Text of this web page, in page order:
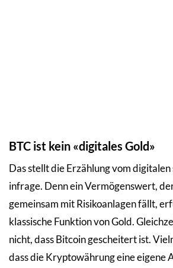
BTC ist kein «digitales Gold»
Das stellt die Erzählung vom
infrage. Denn ein Vermögenswert,
gemeinsam mit Risikoanlagen fällt,
klassische Funktion von Gold.
nicht, dass Bitcoin gescheitert ist.
dass die Kryptowährung eine eigene